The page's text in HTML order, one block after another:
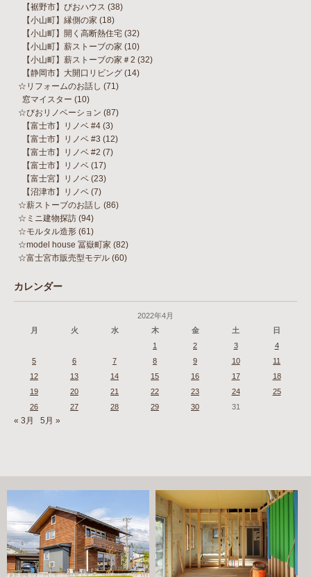
【裾野市】びおハウス (38)
【小山町】縁側の家 (18)
【小山町】開く高断熱住宅 (32)
【小山町】薪ストーブの家 (10)
【小山町】薪ストーブの家＃2 (32)
【静岡市】大開口リビング (14)
☆リフォームのお話し (71)
窓マイスター (10)
☆びおリノベーション (87)
【富士市】リノベ #4 (3)
【富士市】リノベ #3 (12)
【富士市】リノベ #2 (7)
【富士市】リノベ (17)
【富士宮】リノベ (23)
【沼津市】リノベ (7)
☆薪ストーブのお話し (86)
☆ミニ建物探訪 (94)
☆モルタル造形 (61)
☆model house 冨嶽町家 (82)
☆富士宮市販売型モデル (60)
カレンダー
2022年4月
月
火 水 木 金 土
日
1
2 3
4
5
6 7 8 9 10
11
12
13 14 15 16 17
18
19
20 21 22 23 24
25
26
27 28 29 30 31
« 3月 5月 »